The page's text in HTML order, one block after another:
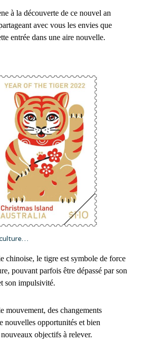
à la découverte de ce nouvel an
avec vous les envies que
entrée dans une aire nouvelle.
chinoise, le tigre est symbole de force
pouvant parfois être dépassé par son
son impulsivité.
mouvement, des changements
nouvelles opportunités et bien
objectifs à relever.